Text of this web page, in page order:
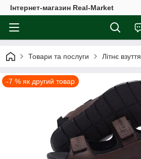
Інтернет-магазин Real-Market
Товари та послуги Літнє взуття
-7 % як другий товар